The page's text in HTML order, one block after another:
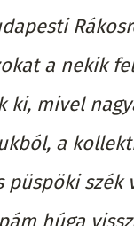
a nekik
mivel
a
szék
húga